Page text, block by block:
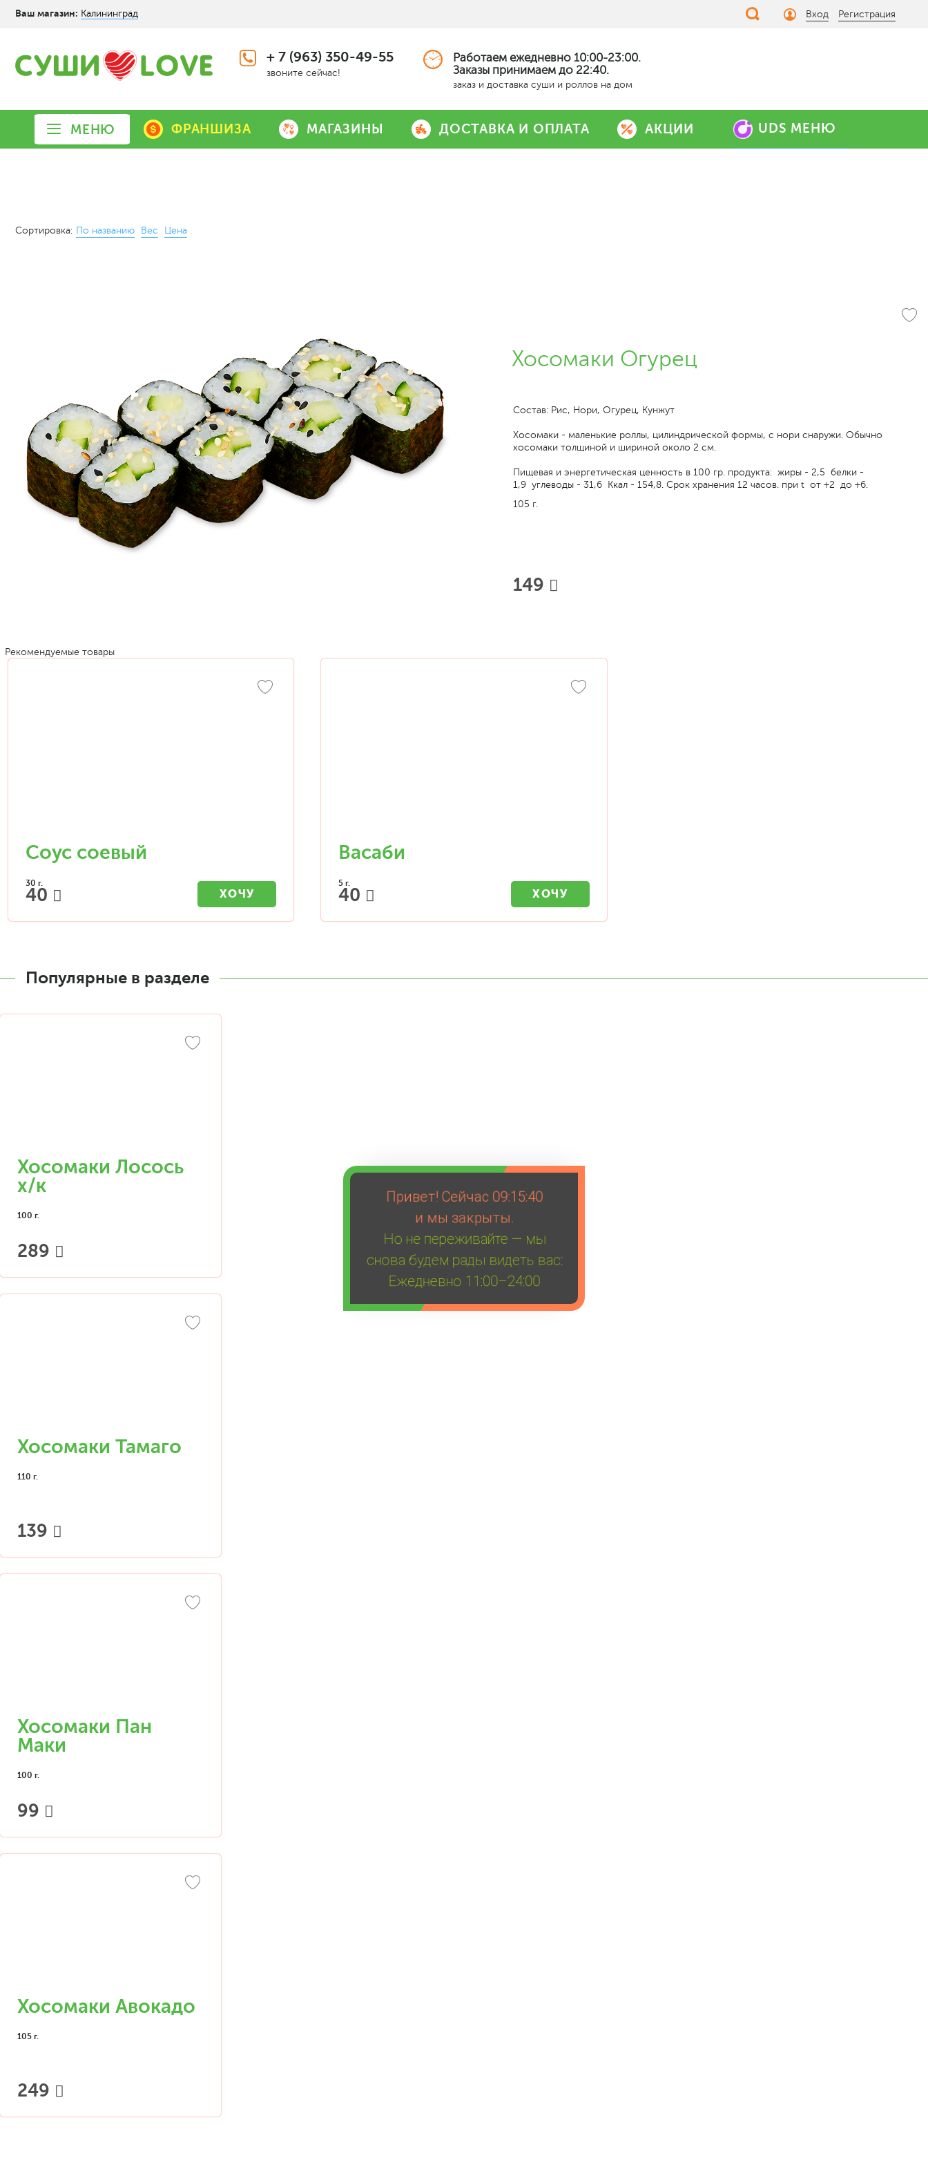
Привет! Сейчас 09:15:40
и мы закрыты.
Но не переживайте — мы
снова будем рады видеть вас:
Ежедневно 11:00–24:00
Ваш магазин: Калининград Вход Регистрация
+ 7 (963) 350-49-55
звоните сейчас!
Работаем ежедневно 10:00-23:00.
Заказы принимаем до 22:40.
заказ и доставка суши и роллов на дом
МЕНЮ ФРАНШИЗА МАГАЗИНЫ ДОСТАВКА И ОПЛАТА АКЦИИ UDS МЕНЮ
Сортировка: По названию Вес Цена
Хосомаки Огурец
Состав: Рис, Нори, Огурец, Кунжут
Хосомаки - маленькие роллы, цилиндрической формы, с нори снаружи. Обычно
хосомаки толщиной и шириной около 2 см.
Пищевая и энергетическая ценность в 100 гр. продукта: жиры - 2,5 белки -
1,9 углеводы - 31,6 Ккал - 154,8. Срок хранения 12 часов. при t от +2 до +6.
105 г.
149
Рекомендуемые товары
Соус соевый
30 г.
40 ХОЧУ
Васаби
5 г.
40 ХОЧУ
Популярные в разделе
Хосомаки Лосось
х/к
100 г.
289
Хосомаки Тамаго
110 г.
139
Хосомаки Пан
Маки
100 г.
99
Хосомаки Авокадо
105 г.
249